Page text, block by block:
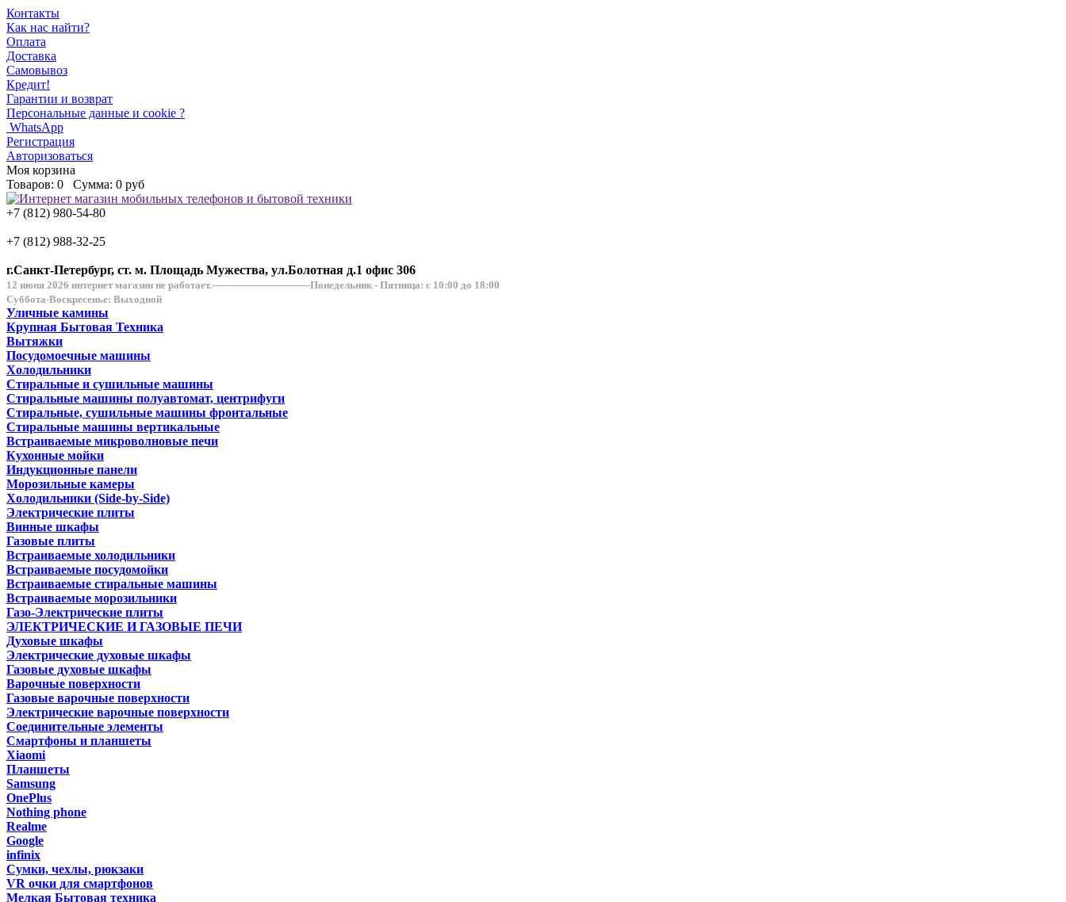
Контакты
Как нас найти?
Оплата
Доставка
Самовывоз
Кредит!
Гарантии и возврат
Персональные данные и cookie ?
WhatsApp
Регистрация
Авторизоваться
Моя корзина
Товаров: 0 Сумма: 0 руб
+7 (812) 980-54-80
+7 (812) 988-32-25
г.Санкт-Петербург, ст. м. Площадь Мужества, ул.Болотная д.1 офис 306
12 июня 2026 интернет магазин не работает.-------------------------------Понедельник - Пятница: с 10:00 до 18:00
Суббота-Воскресенье: Выходной
Уличные камины
Крупная Бытовая Техника
Вытяжки
Посудомоечные машины
Холодильники
Стиральные и сушильные машины
Стиральные машины полуавтомат, центрифуги
Стиральные, сушильные машины фронтальные
Стиральные машины вертикальные
Встраиваемые микроволновые печи
Кухонные мойки
Индукционные панели
Морозильные камеры
Холодильники (Side-by-Side)
Электрические плиты
Винные шкафы
Газовые плиты
Встраиваемые холодильники
Встраиваемые посудомойки
Встраиваемые стиральные машины
Встраиваемые морозильники
Газо-Электрические плиты
ЭЛЕКТРИЧЕСКИЕ И ГАЗОВЫЕ ПЕЧИ
Духовые шкафы
Электрические духовые шкафы
Газовые духовые шкафы
Варочные поверхности
Газовые варочные поверхности
Электрические варочные поверхности
Соединительные элементы
Смартфоны и планшеты
Xiaomi
Планшеты
Samsung
OnePlus
Nothing phone
Realme
Google
infinix
Сумки, чехлы, рюкзаки
VR очки для смартфонов
Мелкая Бытовая техника